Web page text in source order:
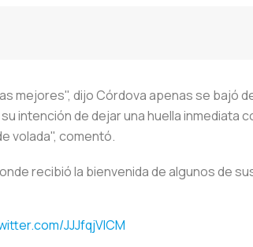
mejores", dijo Córdova apenas se bajó
intención de dejar una huella inmediata
volada", comentó.
recibió la bienvenida de algunos de
JJJfqjVlCM